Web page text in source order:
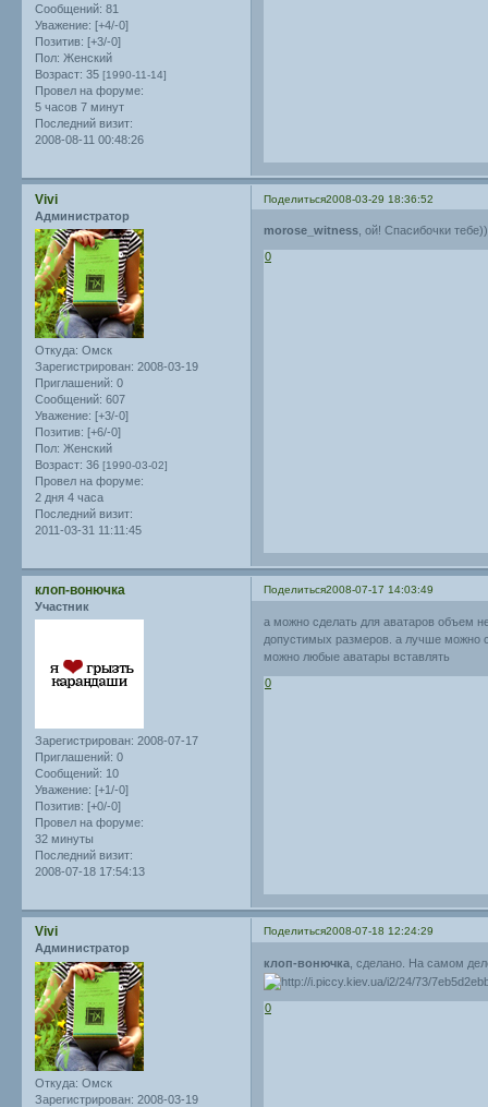
Сообщений: 81
Уважение: [+4/-0]
Позитив: [+3/-0]
Пол: Женский
Возраст: 35 [1990-11-14]
Провел на форуме:
5 часов 7 минут
Последний визит:
2008-08-11 00:48:26
Поделиться2008-03-29 18:36:52
Vivi
Администратор
Откуда: Омск
Зарегистрирован: 2008-03-19
Приглашений: 0
Сообщений: 607
Уважение: [+3/-0]
Позитив: [+6/-0]
Пол: Женский
Возраст: 36 [1990-03-02]
Провел на форуме:
2 дня 4 часа
Последний визит:
2011-03-31 11:11:45
morose_witness , ой! Спасибочки тебе))
0
Поделиться2008-07-17 14:03:49
клоп-вонючка
Участник
Зарегистрирован: 2008-07-17
Приглашений: 0
Сообщений: 10
Уважение: [+1/-0]
Позитив: [+0/-0]
Провел на форуме:
32 минуты
Последний визит:
2008-07-18 17:54:13
а можно сделать для аватаров объем
допустимых размеров. а лучше можно
можно любые аватары вставлять
0
Поделиться2008-07-18 12:24:29
Vivi
Администратор
Откуда: Омск
Зарегистрирован: 2008-03-19
клоп-вонючка , сделано. На самом
0